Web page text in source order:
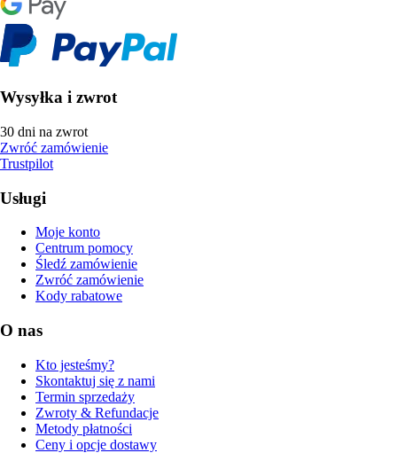
Wysyłka i zwrot
30 dni na zwrot
Zwróć zamówienie
Trustpilot
Usługi
Moje konto
Centrum pomocy
Śledź zamówienie
Zwróć zamówienie
Kody rabatowe
O nas
Kto jesteśmy?
Skontaktuj się z nami
Termin sprzedaży
Zwroty & Refundacje
Metody płatności
Ceny i opcje dostawy